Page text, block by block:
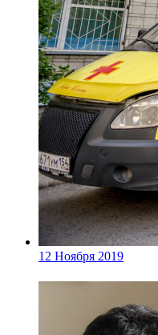
12 Ноября 2019